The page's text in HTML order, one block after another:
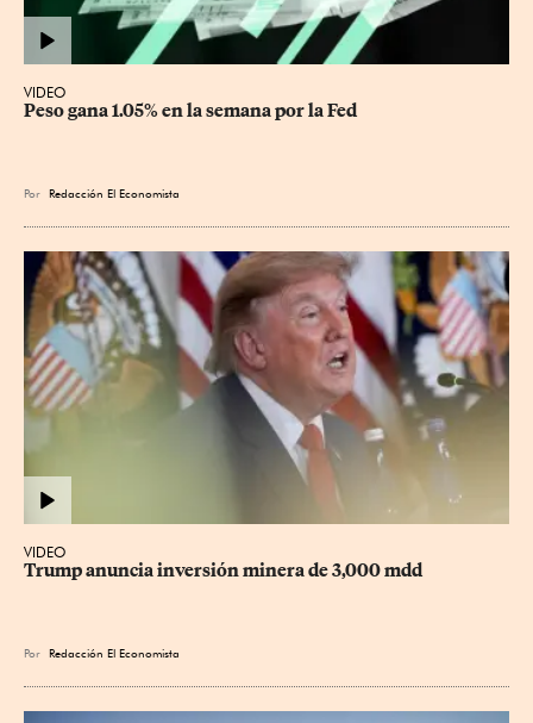
VIDEO
Peso gana 1.05% en la semana por la Fed
Por Redacción El Economista
VIDEO
Trump anuncia inversión minera de 3,000 mdd
Por Redacción El Economista